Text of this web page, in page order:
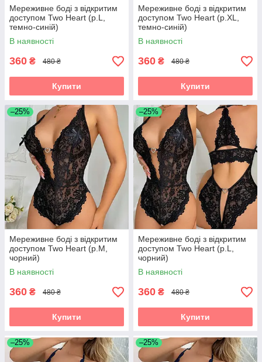
Мереживне боді з відкритим
доступом Two Heart (р.L,
темно-синій)
В наявності
360 ₴ 480 ₴
Купити
Мереживне боді з відкритим
доступом Two Heart (р.XL,
темно-синій)
В наявності
360 ₴ 480 ₴
Купити
–25%
Мереживне боді з відкритим
доступом Two Heart (р.M,
чорний)
В наявності
360 ₴ 480 ₴
Купити
–25%
Мереживне боді з відкритим
доступом Two Heart (р.L,
чорний)
В наявності
360 ₴ 480 ₴
Купити
–25% –25%